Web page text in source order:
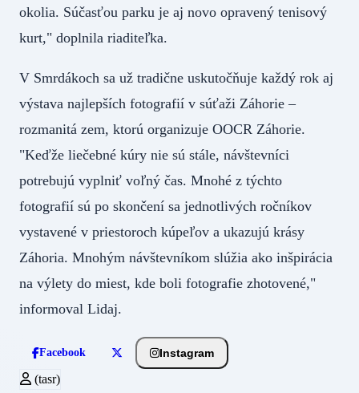
okolia. Súčasťou parku je aj novo opravený tenisový
kurt," doplnila riaditeľka.
V Smrdákoch sa už tradične uskutočňuje každý rok aj
výstava najlepších fotografií v súťaži Záhorie –
rozmanitá zem, ktorú organizuje OOCR Záhorie.
"Keďže liečebné kúry nie sú stále, návštevníci
potrebujú vyplniť voľný čas. Mnohé z týchto
fotografií sú po skončení sa jednotlivých ročníkov
vystavené v priestoroch kúpeľov a ukazujú krásy
Záhoria. Mnohým návštevníkom slúžia ako inšpirácia
na výlety do miest, kde boli fotografie zhotovené,"
informoval Lidaj.
Facebook Instagram
(tasr)